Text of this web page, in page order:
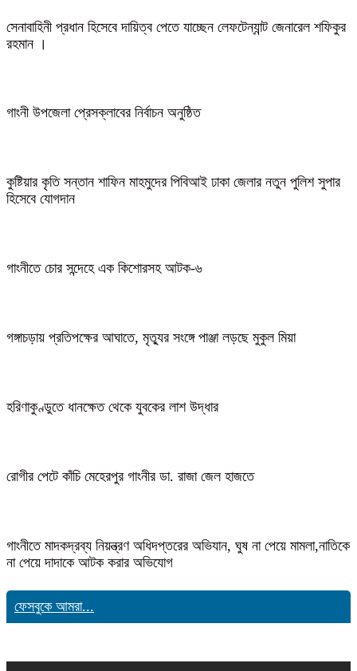
সেনাবাহিনী প্রধান হিসেবে দায়িত্ব পেতে যাচ্ছেন লেফটেন্যান্ট জেনারেল শফিকুর
রহমান ।
গাংনী উপজেলা প্রেসক্লাবের নির্বাচন অনুষ্ঠিত
কুষ্টিয়ার কৃতি সন্তান শাফিন মাহমুদের পিবিআই ঢাকা জেলার নতুন পুলিশ সুপার
হিসেবে যোগদান
গাংনীতে চোর সন্দেহে এক কিশোরসহ আটক-৬
গঙ্গাচড়ায় প্রতিপক্ষের আঘাতে, মৃত্যুর সংঙ্গে পাঞ্জা লড়ছে মুকুল মিয়া
হরিণাকুণ্ডুতে ধানক্ষেত থেকে যুবকের লাশ উদ্ধার
রোগীর পেটে কাঁচি মেহেরপুর গাংনীর ডা. রাজা জেল হাজতে
গাংনীতে মাদকদ্রব্য নিয়ন্ত্রণ অধিদপ্তরের অভিযান, ঘুষ না পেয়ে মামলা,নাতিকে
না পেয়ে দাদাকে আটক করার অভিযোগ
ফেসবুকে আমরা...